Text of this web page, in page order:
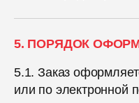
5. ПОРЯДОК
5.1. Заказ
или по электронной